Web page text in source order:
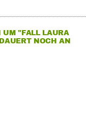
UM "FALL LAURA
NOCH AN